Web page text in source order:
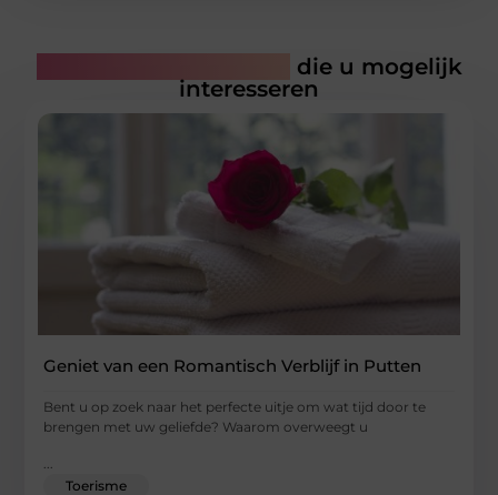
die u mogelijk
interesseren
Geniet van een Romantisch Verblijf in Putten
Bent u op zoek naar het perfecte uitje om wat tijd door te
brengen met uw geliefde? Waarom overweegt u
Toerisme